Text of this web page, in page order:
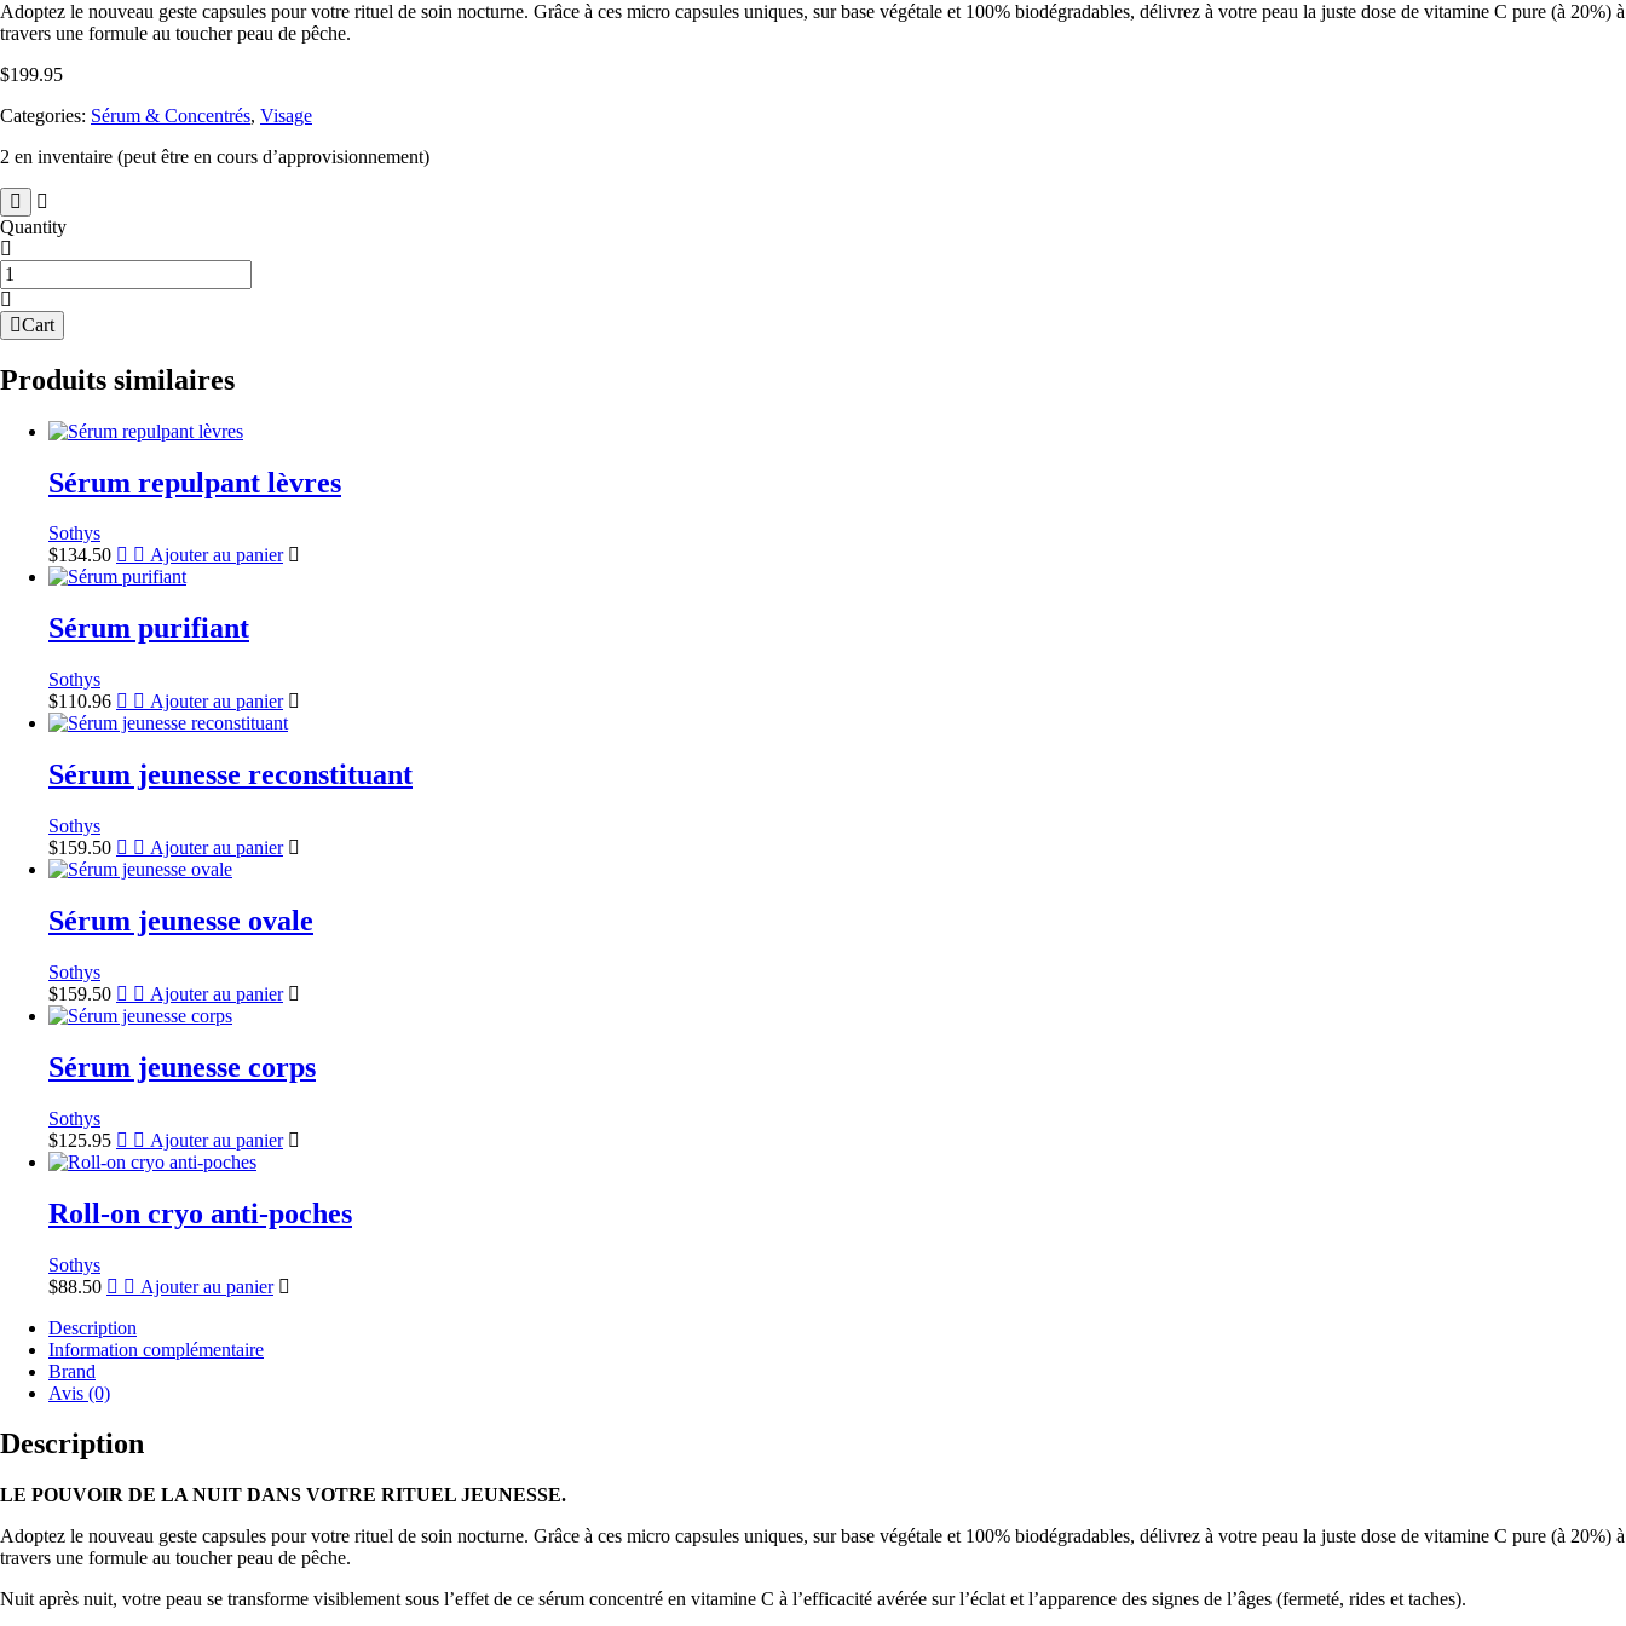
Adoptez le nouveau geste capsules pour votre rituel de soin nocturne. Grâce à ces micro capsules uniques, sur base végétale et 100% biodégradables, délivrez à votre peau la juste dose de vitamine C pure (à 20%) à
travers une formule au toucher peau de pêche.
$199.95
Categories: Sérum & Concentrés, Visage
2 en inventaire (peut être en cours d’approvisionnement)
Quantity
quantité
de
Sérum
vitamine
Cart
Produits similaires
Sérum repulpant lèvres
Sothys
$134.50 Ajouter au panier
Sérum purifiant
Sothys
$110.96 Ajouter au panier
Sérum jeunesse reconstituant
Sothys
$159.50 Ajouter au panier
Sérum jeunesse ovale
Sothys
$159.50 Ajouter au panier
Sérum jeunesse corps
Sothys
$125.95 Ajouter au panier
Roll-on cryo anti-poches
Sothys
$88.50
Ajouter au panier
Description
Information complémentaire
Brand
Avis (0)
Description
LE POUVOIR DE LA NUIT DANS VOTRE RITUEL JEUNESSE.
Adoptez le nouveau geste capsules pour votre rituel de soin nocturne. Grâce à ces micro capsules uniques, sur base végétale et 100% biodégradables, délivrez à votre peau la juste dose de vitamine C pure (à 20%) à
travers une formule au toucher peau de pêche.
Nuit après nuit, votre peau se transforme visiblement sous l’effet de ce sérum concentré en vitamine C à l’efficacité avérée sur l’éclat et l’apparence des signes de l’âges (fermeté, rides et taches).